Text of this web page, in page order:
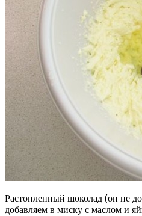
Растопленный шоколад (он не
добавляем в миску с маслом и